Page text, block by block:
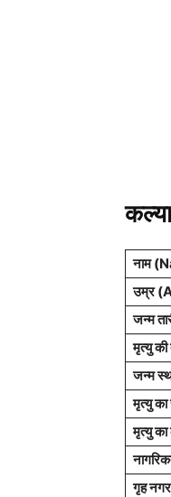
नाम
उम्र
जन्म
मृत्यु
जन्म
मृत्यु
मृत्यु
गृह